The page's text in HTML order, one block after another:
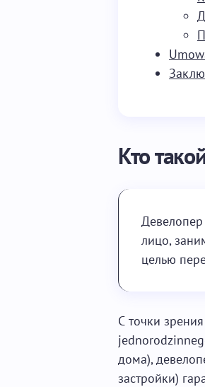
Кто
лицо,
целью
С точки
дома),
застройки)